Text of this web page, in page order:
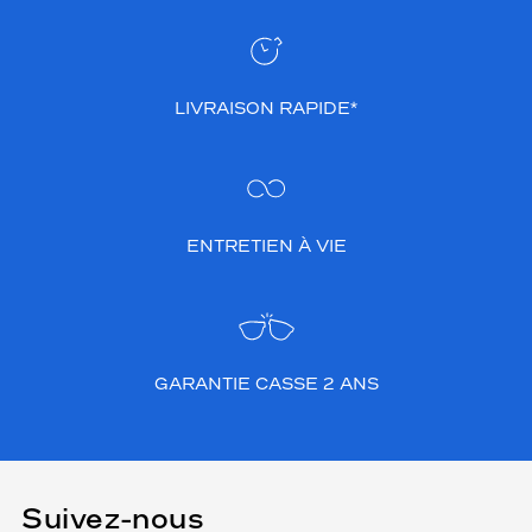
LIVRAISON RAPIDE*
ENTRETIEN À VIE
GARANTIE CASSE 2 ANS
Suivez-nous